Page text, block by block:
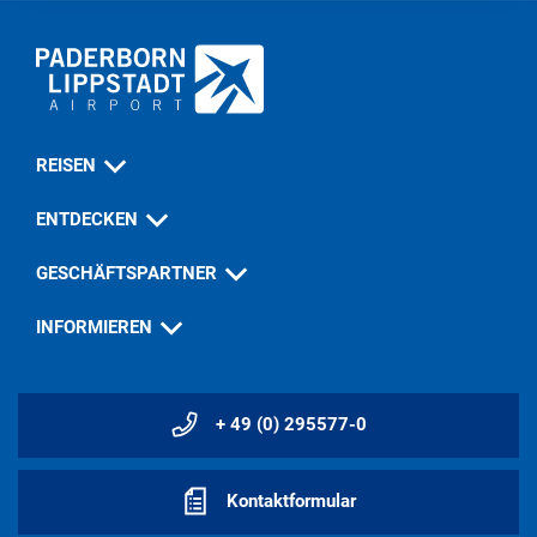
REISEN
ENTDECKEN
GESCHÄFTSPARTNER
INFORMIEREN
+ 49 (0) 295577-0
Kontaktformular